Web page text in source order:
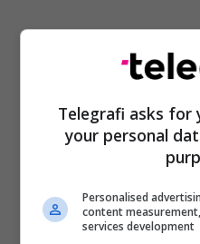
Telegrafi asks for
your personal
Personalised
content
services development